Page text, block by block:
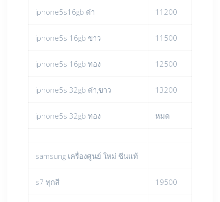
iphone5s16gb ดำ 11200
iphone5s 16gb ขาว 11500
iphone5s 16gb ทอง 12500
iphone5s 32gb ดำ,ขาว 13200
iphone5s 32gb ทอง หมด
samsung เครื่องศูนย์ ใหม่ ซีนแท้
s7 ทุกสี 19500